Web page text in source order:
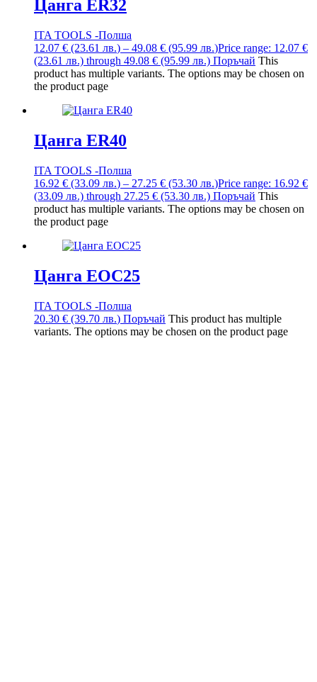
Цанга ER32
ITA TOOLS -Полша
12.07 € (23.61 лв.) – 49.08 € (95.99 лв.)Price range: 12.07 €
(23.61 лв.) through 49.08 € (95.99 лв.) Поръчай This
product has multiple variants. The options may be chosen on
the product page
Цанга ER40
ITA TOOLS -Полша
16.92 € (33.09 лв.) – 27.25 € (53.30 лв.)Price range: 16.92 €
(33.09 лв.) through 27.25 € (53.30 лв.) Поръчай This
product has multiple variants. The options may be chosen on
the product page
Цанга EOC25
ITA TOOLS -Полша
20.30 € (39.70 лв.) Поръчай This product has multiple
variants. The options may be chosen on the product page